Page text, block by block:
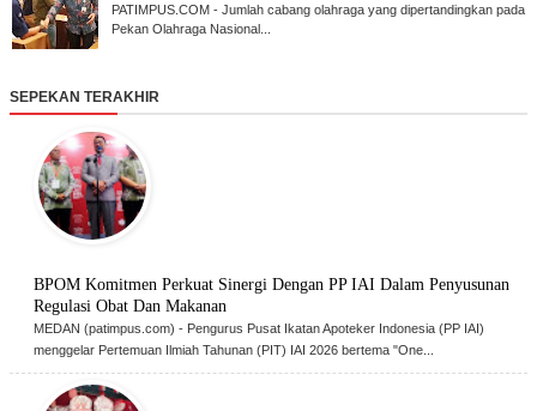
‎PATIMPUS.COM - Jumlah cabang olahraga yang dipertandingkan pada
Pekan Olahraga Nasional...
SEPEKAN TERAKHIR
BPOM Komitmen Perkuat Sinergi Dengan PP IAI Dalam Penyusunan
Regulasi Obat Dan Makanan
MEDAN (patimpus.com) - Pengurus Pusat Ikatan Apoteker Indonesia (PP IAI)
menggelar Pertemuan Ilmiah Tahunan (PIT) IAI 2026 bertema "One...